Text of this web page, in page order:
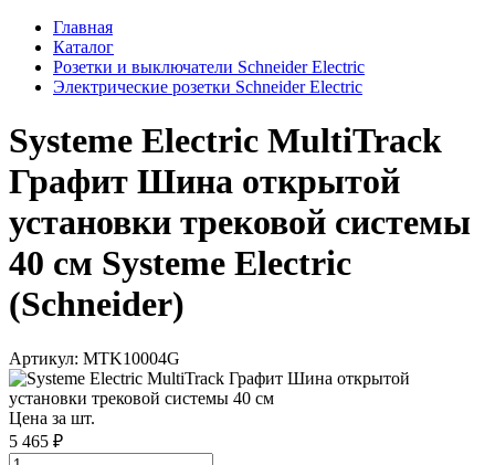
Главная
Каталог
Розетки и выключатели Schneider Electric
Электрические розетки Schneider Electric
Systeme Electric MultiTrack
Графит Шина открытой
установки трековой системы
40 см Systeme Electric
(Schneider)
Артикул: MTK10004G
Цена за шт.
5 465 ₽